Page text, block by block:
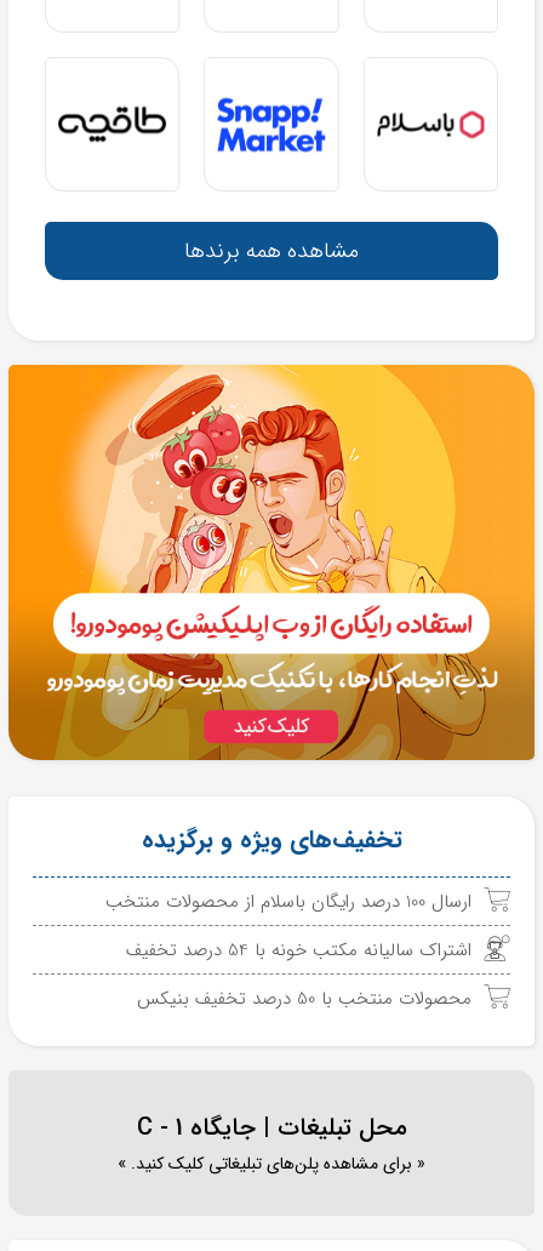
مشاهده همه برندها
تخفیف‌های ویژه و برگزیده
ارسال 100 درصد رایگان باسلام از محصولات منتخب
اشتراک سالیانه مکتب خونه با 54 درصد تخفیف
محصولات منتخب با 50 درصد تخفیف بنیکس
محل تبلیغات | جایگاه C - 1
« برای مشاهده پلن‌های تبلیغاتی کلیک کنید. »